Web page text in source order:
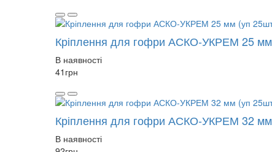
Кріплення для гофри АСКО-УКРЕМ 25 мм
В наявності
41 грн
Кріплення для гофри АСКО-УКРЕМ 32 мм
В наявності